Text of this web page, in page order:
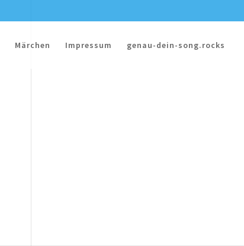
Märchen Impressum genau-dein-song.rocks